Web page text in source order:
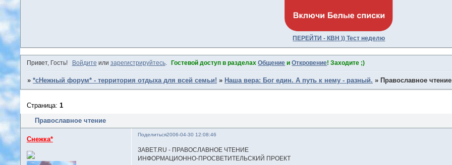
ПЕРЕЙТИ - КВН )) Тест неделю
Привет, Гость! Войдите или зарегистрируйтесь. Гостевой доступ в разделахОбщение иОткровение! Заходите ;)
» *сНежный форум* - территория отдыха для всей семьи! » Наша вера: Бог един. А путь к нему - разный. » Православное чтение
Православное чтение
Страница: 1
Поделиться2006-04-30 12:08:46
Снежка*
ЗАВЕТ.RU - ПРАВОСЛАВНОЕ ЧТЕНИЕ
ИНФОРМАЦИОННО-ПРОСВЕТИТЕЛЬСКИЙ ПРОЕКТ